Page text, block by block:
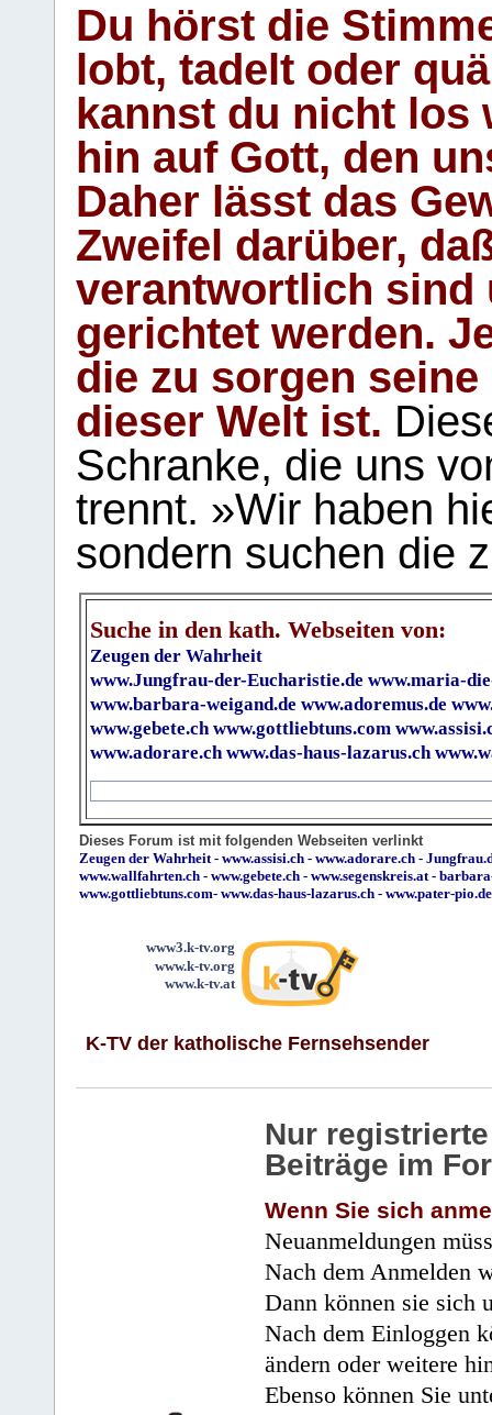
Du hörst die
lobt, tadelt oder
kannst du nicht los
hin auf Gott, den
Daher lässt das
Zweifel darüber,
verantwortlich sind
gerichtet werden.
die zu sorgen
dieser Welt ist.
Schranke, die uns
trennt. »Wir haben
sondern suchen die
Suche in den kath. Webseiten von:
Zeugen der Wahrheit
www.Jungfrau-der-Eucharistie.de www.maria-
www.barbara-weigand.de www.adoremus.de
www.gebete.ch www.gottliebtuns.com
www.adorare.ch www.das-haus-lazarus.ch
Dieses Forum ist mit folgenden Webseiten verlinkt
Zeugen der Wahrheit- www.assisi.ch - www.adorare.ch -
www.wallfahrten.ch - www.gebete.ch - www.segenskreis.at-
www.gottliebtuns.com- www.das-haus-lazarus.ch - www.pater-pio.de
www3.k-tv.org
www.k-tv.org
www.k-tv.at
K-TV der katholische Fernsehsender
Nur
Beiträge im
Wenn Sie sich
Neuanmeldungen
Nach dem Anmelden
Dann können sie sich
Nach dem Einloggen
ändern oder weitere
Ebenso können Sie